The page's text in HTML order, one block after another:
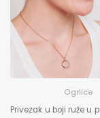
Ogrlice